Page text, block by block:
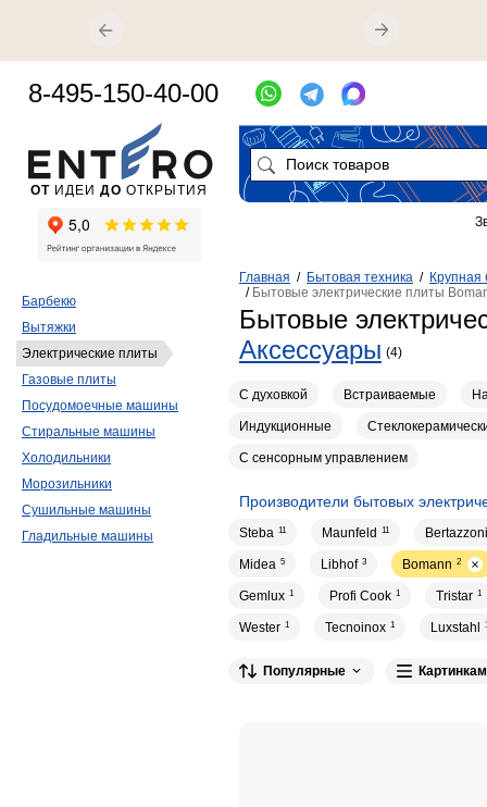
Главная / Бытовая техника / Крупная
/ Бытовые электрические плиты
Бытовые
Аксессуары (4)
С духовкой Встраиваемые
Индукционные
С сенсорным управлением
Производители бытовых
Steba 11 Maunfeld 11 Bertazzoni
Midea 5 Libhof 3 Bomann 2
Gemlux 1 Profi Cook 1 Tristar 1
Wester 1 Tecnoinox 1 Luxstahl
Популярные
Барбекю
Вытяжки
Электрические плиты
Газовые плиты
Посудомоечные машины
Стиральные машины
Холодильники
Морозильники
Сушильные машины
Гладильные машины
ОТ ИДЕИ ДО ОТКРЫТИЯ
8-495-150-40-00